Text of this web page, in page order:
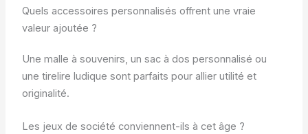
Quels accessoires personnalisés offrent une vraie
valeur ajoutée ?
Une malle à souvenirs, un sac à dos personnalisé ou
une tirelire ludique sont parfaits pour allier utilité et
originalité.
Les jeux de société conviennent-ils à cet âge ?